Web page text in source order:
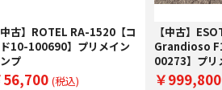
中古】ROTEL RA-1520【コ
10-100690】プリメイン
プ
56,700 (税込)
【中古】
Grandioso
00273】プリ
￥